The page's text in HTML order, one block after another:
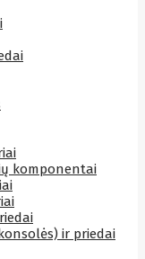
komponentai
ir priedai